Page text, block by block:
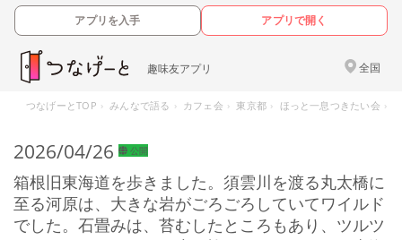
アプリを入手 アプリで開く
趣味友アプリ 全国
つなげーとTOP みんなで語る カフェ会 東京都 ほっと一息つきたい会
2026/04/26 公開
箱根旧東海道を歩きました。須雲川を渡る丸太橋に
至る河原は、大きな岩がごろごろしていてワイルド
でした。石畳みは、苔むしたところもあり、ツルツ